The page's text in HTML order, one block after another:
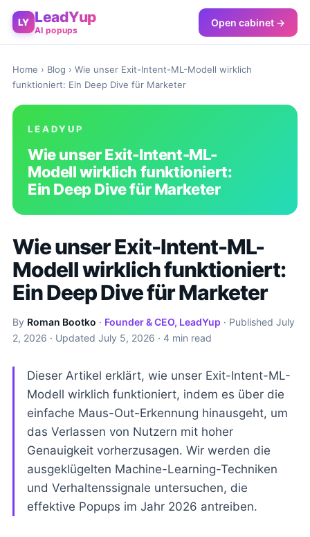
LY LeadYup
AI popups
Open cabinet →
Home › Blog › Wie unser Exit-Intent-ML-Modell wirklich
funktioniert: Ein Deep Dive für Marketer
LEADYUP
Wie unser Exit-Intent-ML-
Modell wirklich funktioniert:
Ein Deep Dive für Marketer
Wie unser Exit-Intent-ML-
Modell wirklich funktioniert:
Ein Deep Dive für Marketer
By Roman Bootko · Founder & CEO, LeadYup · Published July
2, 2026 · Updated July 5, 2026 · 4 min read
Dieser Artikel erklärt, wie unser Exit-Intent-ML-
Modell wirklich funktioniert, indem es über die
einfache Maus-Out-Erkennung hinausgeht, um
das Verlassen von Nutzern mit hoher
Genauigkeit vorherzusagen. Wir werden die
ausgeklügelten Machine-Learning-Techniken
und Verhaltenssignale untersuchen, die
effektive Popups im Jahr 2026 antreiben.